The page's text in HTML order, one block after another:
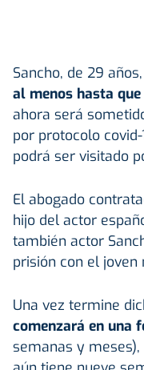
Sancho, de 29 años,
al menos hasta
ahora será
por protocolo
podrá ser visitado
El abogado
hijo del actor
también actor
prisión con el
Una vez termine
comenzará en una
semanas y